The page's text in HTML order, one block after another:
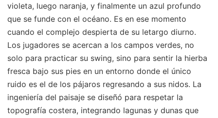
violeta, luego naranja, y finalmente un azul profundo
que se funde con el océano. Es en ese momento
cuando el complejo despierta de su letargo diurno.
Los jugadores se acercan a los campos verdes, no
solo para practicar su swing, sino para sentir la hierba
fresca bajo sus pies en un entorno donde el único
ruido es el de los pájaros regresando a sus nidos. La
ingeniería del paisaje se diseñó para respetar la
topografía costera, integrando lagunas y dunas que